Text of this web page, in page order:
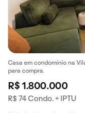
Casa em condomínio na
para compra.
R$ 1.800.000
R$ 74 Condo. + IPTU